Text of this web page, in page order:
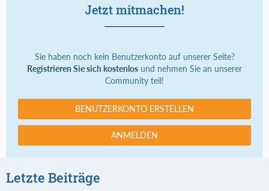
Jetzt mitmachen!
Sie haben noch kein Benutzerkonto auf unserer Seite?
Registrieren Sie sich kostenlos und nehmen Sie an unserer
Community teil!
BENUTZERKONTO ERSTELLEN
ANMELDEN
Letzte Beiträge